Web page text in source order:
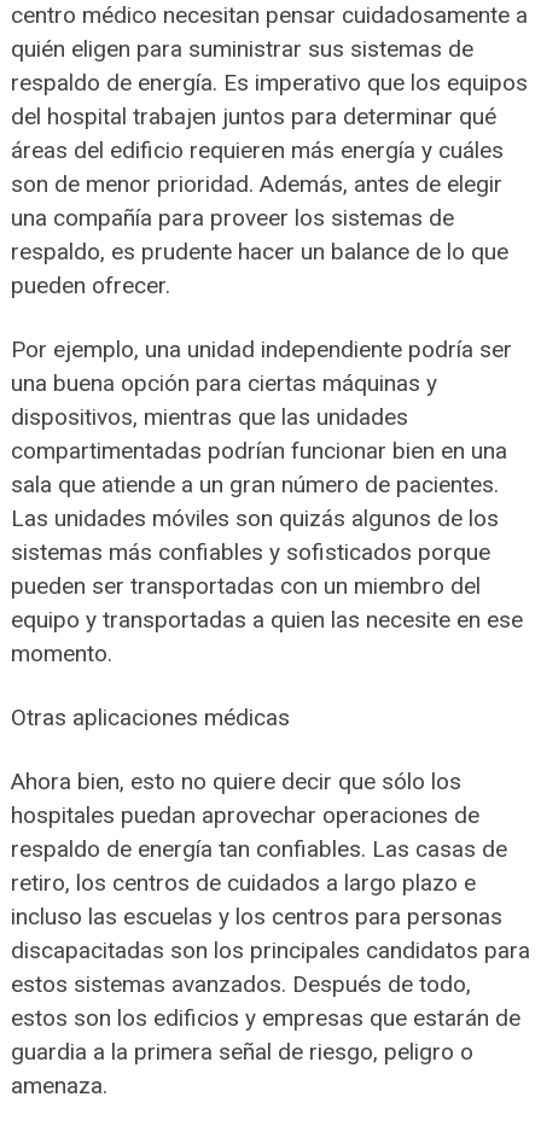
centro médico necesitan pensar cuidadosamente a
quién eligen para suministrar sus sistemas de
respaldo de energía. Es imperativo que los equipos
del hospital trabajen juntos para determinar qué
áreas del edificio requieren más energía y cuáles
son de menor prioridad. Además, antes de elegir
una compañía para proveer los sistemas de
respaldo, es prudente hacer un balance de lo que
pueden ofrecer.
Por ejemplo, una unidad independiente podría ser
una buena opción para ciertas máquinas y
dispositivos, mientras que las unidades
compartimentadas podrían funcionar bien en una
sala que atiende a un gran número de pacientes.
Las unidades móviles son quizás algunos de los
sistemas más confiables y sofisticados porque
pueden ser transportadas con un miembro del
equipo y transportadas a quien las necesite en ese
momento.
Otras aplicaciones médicas
Ahora bien, esto no quiere decir que sólo los
hospitales puedan aprovechar operaciones de
respaldo de energía tan confiables. Las casas de
retiro, los centros de cuidados a largo plazo e
incluso las escuelas y los centros para personas
discapacitadas son los principales candidatos para
estos sistemas avanzados. Después de todo,
estos son los edificios y empresas que estarán de
guardia a la primera señal de riesgo, peligro o
amenaza.